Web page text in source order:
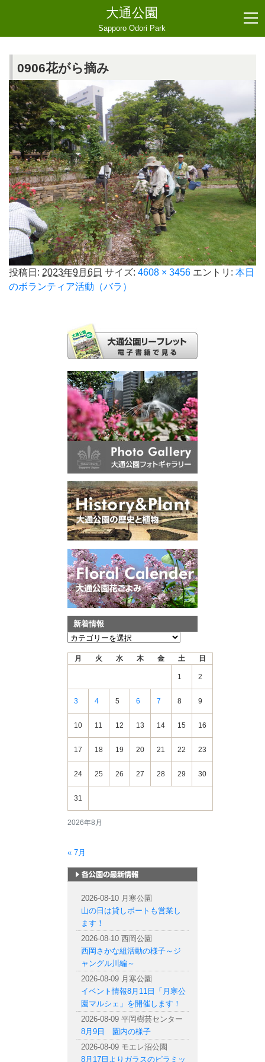
大通公園
Sapporo Odori Park
0906花がら摘み
投稿日: 2023年9月6日 サイズ: 4608 × 3456 エントリ: 本日
のボランティア活動（バラ）
新着情報
新
2026年8月
月 火 水 木 金 土 日
1 2
3 4 5 6 7 8 9
10 11 12 13 14 15 16
17 18 19 20 21 22 23
24 25 26 27 28 29 30
31
« 7月
2026-08-10 月寒公園
山の日は貸しボートも営業し
ます！
2026-08-10 西岡公園
西岡さかな組活動の様子～ジ
ャングル川編～
2026-08-09 月寒公園
イベント情報8月11日「月寒公
園マルシェ」を開催します！
2026-08-09 平岡樹芸センター
8月9日 園内の様子
2026-08-09 モエレ沼公園
8月17日よりガラスのピラミッ